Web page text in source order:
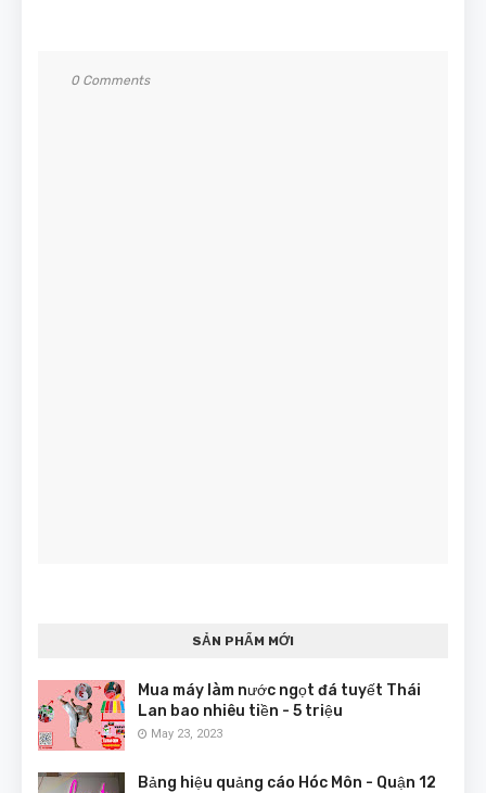
0 Comments
SẢN PHẨM MỚI
Mua máy làm nước ngọt đá tuyết Thái
Lan bao nhiêu tiền - 5 triệu
May 23, 2023
Bảng hiệu quảng cáo Hóc Môn - Quận 12